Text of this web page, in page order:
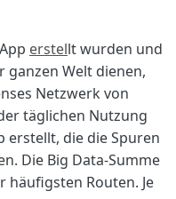
erstellt wurden und
ganzen Welt dienen,
Netzwerk von
täglichen Nutzung
erstellt, die die Spuren
Die Big Data-Summe
Routen. Je